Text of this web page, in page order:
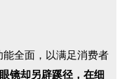
全面，以满足消费者
镜却另辟蹊径，在细